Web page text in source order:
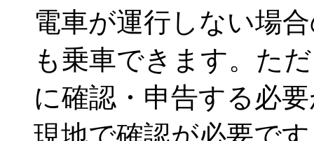
電車が運行しない場
も乗車できます。た
に確認・申告する必